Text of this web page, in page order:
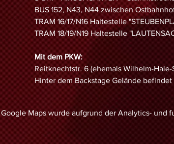
BUS 152, N43, N44 zwischen
TRAM 16/17/N16 Haltestelle
TRAM 18/19/N19 Haltestelle
Mit dem PKW:
Reitknechtstr. 6 (ehemals Wilhelm-
Hinter dem Backstage Gelände
Google Maps wurde aufgrund der Analytics- und